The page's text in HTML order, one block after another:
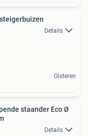
Details
Gisteren
staander Eco Ø
Details